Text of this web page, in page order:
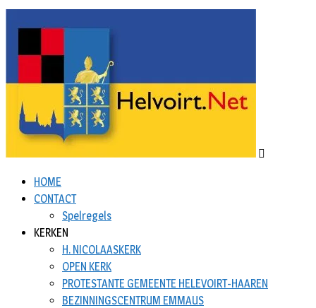
HOME
CONTACT
Spelregels
KERKEN
H. NICOLAASKERK
OPEN KERK
PROTESTANTE GEMEENTE HELEVOIRT-HAAREN
BEZINNINGSCENTRUM EMMAUS